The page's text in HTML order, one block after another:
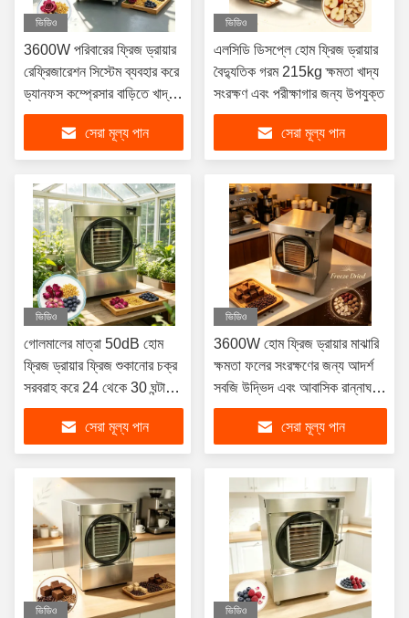
ভিডিও
3600W পরিবারের ফ্রিজ ড্রায়ার
রেফ্রিজারেশন সিস্টেম ব্যবহার করে
ড্যানফস কম্প্রেসার বাড়িতে খাদ্য
এবং পুষ্টির মান সংরক্ষণের জন্য
উপযুক্ত
সেরা মূল্য পান
ভিডিও
এলসিডি ডিসপ্লে হোম ফ্রিজ ড্রায়ার
বৈদ্যুতিক গরম 215kg ক্ষমতা খাদ্য
সংরক্ষণ এবং পরীক্ষাগার জন্য উপযুক্ত
সেরা মূল্য পান
ভিডিও
গোলমালের মাত্রা 50dB হোম
ফ্রিজ ড্রায়ার ফ্রিজ শুকানোর চক্র
সরবরাহ করে 24 থেকে 30 ঘন্টা
ডিহাইড্রেশন খাবারের জন্য স্ন্যাকস
এবং উপাদান সেরা মূল্য পান
ভিডিও
3600W হোম ফ্রিজ ড্রায়ার মাঝারি
ক্ষমতা ফলের সংরক্ষণের জন্য আদর্শ
সবজি উদ্ভিদ এবং আবাসিক রান্নাঘরে
খাবার
সেরা মূল্য পান
ভিডিও ভিডিও